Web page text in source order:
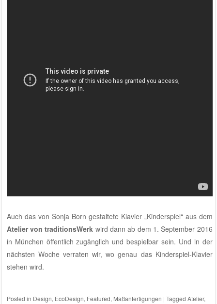
Auch das von Sonja Born gestaltete Klavier „Kinderspiel“ aus dem
Atelier von traditionsWerk wird dann ab dem 1. September 2016
in München öffentlich zugänglich und bespielbar sein. Und in der
nächsten Woche verraten wir, wo genau das Kinderspiel-Klavier
stehen wird.
Posted in Design, EcoDesign, Featured, Maßanfertigungen | Tagged Atelier,